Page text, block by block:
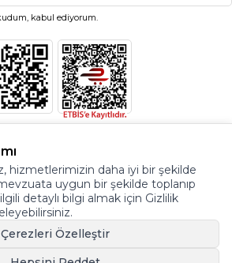
kabul ediyorum.
hizmetlerimizin daha iyi bir şekilde
uygun bir şekilde toplanıp
detaylı bilgi almak için Gizlilik
Çerezleri Özelleştir